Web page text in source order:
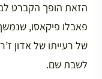
הזאת הופך הקברט
פאבלו פיקאסו,
של רעייתו של אדון
לשבת שם.